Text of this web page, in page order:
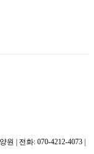
| 전화: 070-4212-4073 |